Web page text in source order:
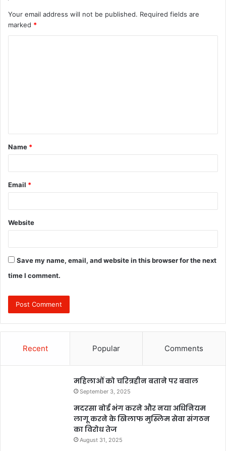
Your email address will not be published. Required fields are
marked *
t
*
Name *
Email *
Website
Save my name, email, and website in this browser for the next
time I comment.
Recent Popular Comments
महिलाओं को चरित्रहीन बताने पर बवाल
September 3, 2025
मदरसा बोर्ड भंग करने और नया अधिनियम
लागू करने के खिलाफ मुस्लिम सेवा संगठन
का विरोध तेज
August 31, 2025